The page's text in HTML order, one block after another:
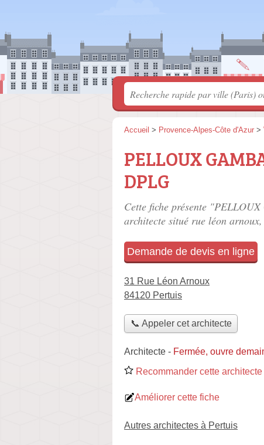
Accueil > Provence-Alpes-Côte d'Azur >
PELLOUX
DPLG
Cette fiche présente
architecte situé rue léon arnoux
Demande de devis en ligne
31 Rue Léon Arnoux
84120 Pertuis
📞 Appeler cet architecte
Architecte - Fermée, ouvre
Recommander cette architecte
Améliorer cette fiche
Autres architectes à Pertuis